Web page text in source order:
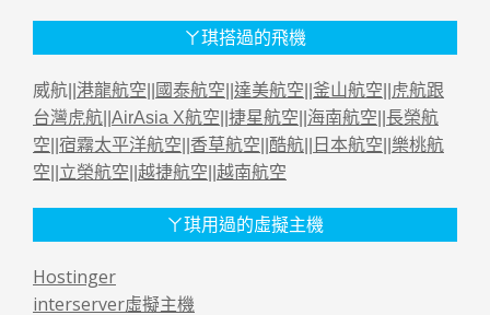
ㄚ琪搭過的飛機
威航|| 港龍航空 國泰航空 達美航空 釜山航空
虎航跟
台灣虎航 AirAsia X航空 捷星航空 海南航空 長榮航
空 宿霧太平洋航空 香草航空 酷航 日本航空 樂桃航
空 立榮航空 越捷航空 越南航空
ㄚ琪用過的虛擬主機
Hostinger
interserver虛擬主機